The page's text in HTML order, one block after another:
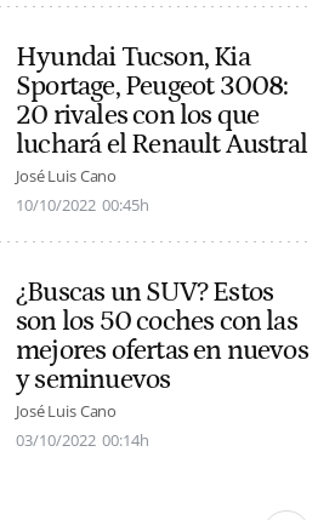
Hyundai Tucson, Kia
Sportage, Peugeot 3008:
20 rivales con los que
luchará el Renault Austral
José Luis Cano
10/10/2022 00:45h
¿Buscas un SUV? Estos
son los 50 coches con las
mejores ofertas en nuevos
y seminuevos
José Luis Cano
03/10/2022 00:14h